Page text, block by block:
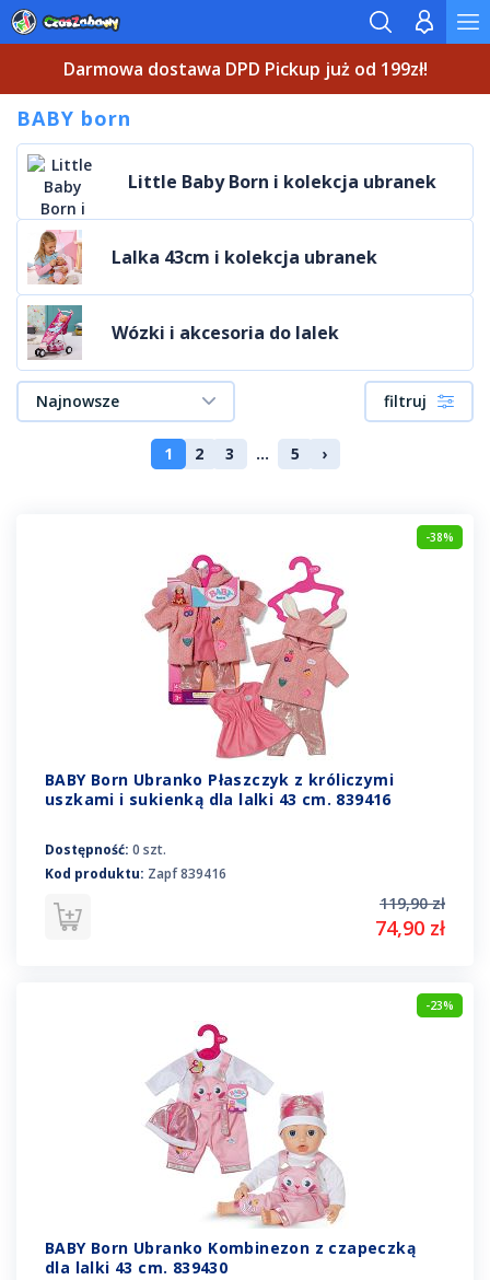
Darmowa dostawa DPD Pickup już od 199zł!
BABY born
Little Baby Born i kolekcja ubranek
Lalka 43cm i kolekcja ubranek
Wózki i akcesoria do lalek
Najnowsze filtruj
1 2 3 ... 5 ›
-38%
BABY Born Ubranko Płaszczyk z króliczymi
uszkami i sukienką dla lalki 43 cm. 839416
Dostępność: 0 szt.
Kod produktu: Zapf 839416
119,90 zł
74,90 zł
-23%
BABY Born Ubranko Kombinezon z czapeczką
dla lalki 43 cm. 839430